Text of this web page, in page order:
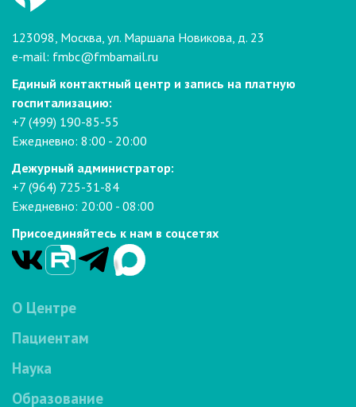
123098, Москва, ул. Маршала Новикова, д. 23
e-mail: fmbc@fmbamail.ru
Единый контактный центр и запись на платную
госпитализацию:
+7 (499) 190-85-55
Ежедневно: 8:00 - 20:00
Дежурный администратор:
+7 (964) 725-31-84
Ежедневно: 20:00 - 08:00
Присоединяйтесь к нам в соцсетях
О Центре
Пациентам
Наука
Образование